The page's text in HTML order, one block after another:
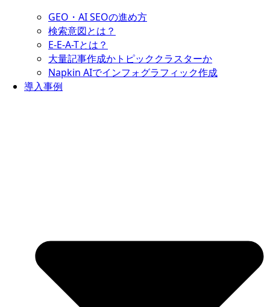
GEO・AI SEOの進め方
検索意図とは？
E-E-A-Tとは？
大量記事作成かトピッククラスターか
Napkin AIでインフォグラフィック作成
導入事例